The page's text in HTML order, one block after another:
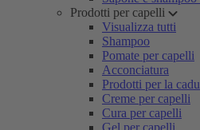
Prodotti per capelli
Visualizza tutti
Shampoo
Pomate per capelli
Acconciatura
Prodotti per la
Creme per capelli
Cura per capelli
Gel per capelli